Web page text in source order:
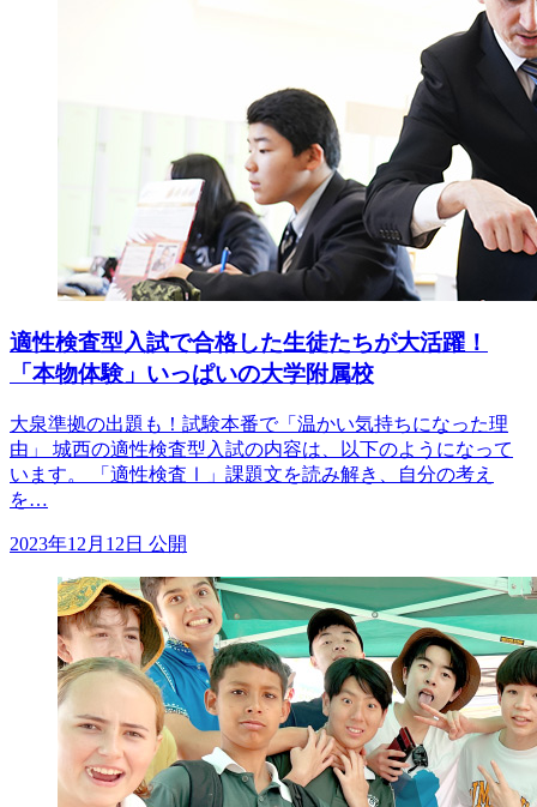
適性検査型入試で合格した生徒たちが大活躍！
「本物体験」いっぱいの大学附属校
大泉準拠の出題も！試験本番で「温かい気持ちになった理
由」 城西の適性検査型入試の内容は、以下のようになって
います。 「適性検査Ⅰ」課題文を読み解き、自分の考え
を…
2023年12月12日 公開